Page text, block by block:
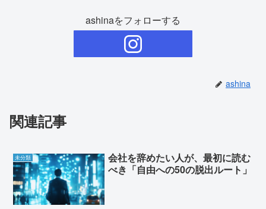
ashinaをフォローする
ashina
関連記事
未分類
会社を辞めたい人が、最初に読む
べき「自由への50の脱出ルート」